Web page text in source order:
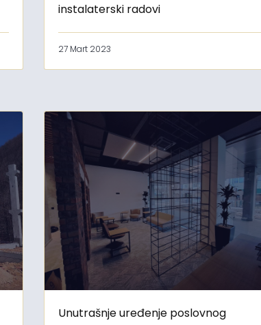
instalaterski radovi
27 Mart 2023
Unutrašnje uređenje poslovnog